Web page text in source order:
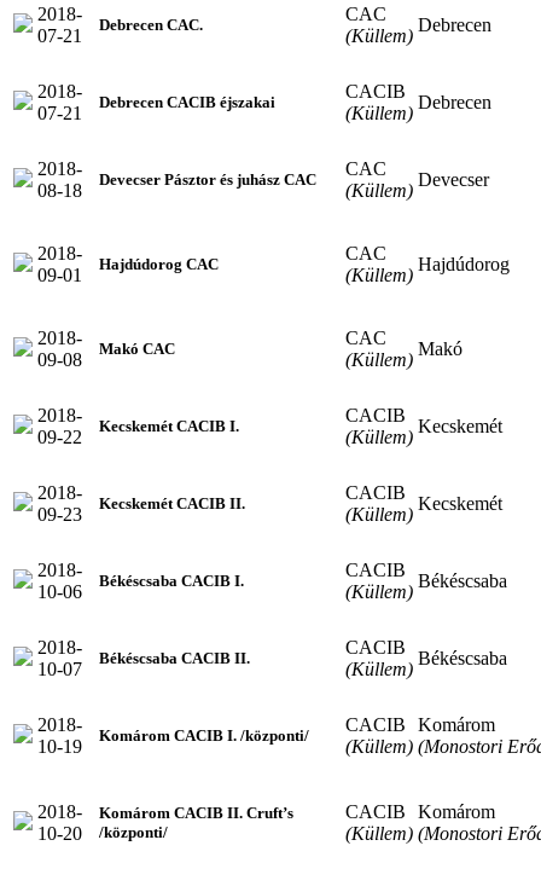
2018-
07-21
Debrecen CAC.
CAC
(Küllem)
Debrecen
2018-
07-21
Debrecen CACIB éjszakai
CACIB
(Küllem)
Debrecen
2018-
08-18
Devecser Pásztor és juhász CAC
CAC
(Küllem)
Devecser
2018-
09-01
Hajdúdorog CAC
CAC
(Küllem)
Hajdúdorog
2018-
09-08
Makó CAC
CAC
(Küllem)
Makó
2018-
09-22
Kecskemét CACIB I.
CACIB
(Küllem)
Kecskemét
2018-
09-23
Kecskemét CACIB II.
CACIB
(Küllem)
Kecskemét
2018-
10-06
Békéscsaba CACIB I.
CACIB
(Küllem)
Békéscsaba
2018-
10-07
Békéscsaba CACIB II.
CACIB
(Küllem)
Békéscsaba
2018-
10-19
Komárom CACIB I. /központi/
CACIB
(Küllem)
Komárom
(Monostori
2018-
10-20
Komárom CACIB II. Cruft’s
/központi/
CACIB
(Küllem)
Komárom
(Monostori